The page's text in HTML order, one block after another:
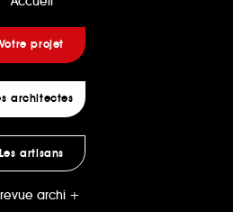
Votre projet
architectes
Les artisans
revue archi +